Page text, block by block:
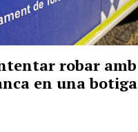
robar amb
en una botiga